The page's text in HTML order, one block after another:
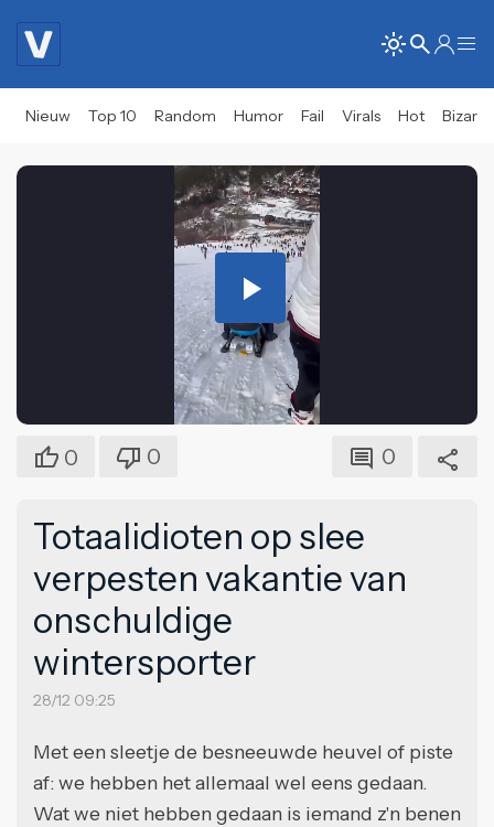
Nieuw Top 10 Random Humor Fail Virals Hot Bizar
Play
Video
0 0 0
Totaalidioten op slee
verpesten vakantie van
onschuldige
wintersporter
28/12 09:25
Met een sleetje de besneeuwde heuvel of piste
af: we hebben het allemaal wel eens gedaan.
Wat we niet hebben gedaan is iemand z'n benen